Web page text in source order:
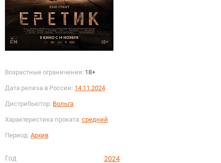
Возрастные ограничения: 18+
Дата релиза в России: 14.11.2024
Дистрибьютор: Вольга
Характеристика проката: средний
Период: Архив
Год
2024